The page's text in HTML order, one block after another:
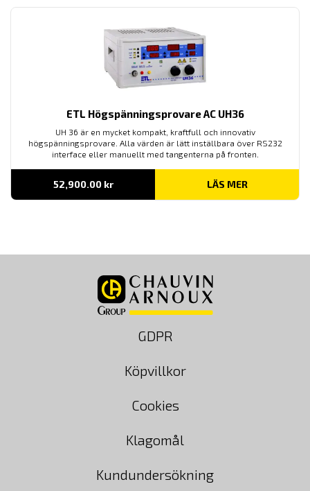
ETL Högspänningsprovare AC UH36
UH 36 är en mycket kompakt, kraftfull och innovativ
högspänningsprovare. Alla värden är lätt inställbara över RS232
interface eller manuellt med tangenterna på fronten.
52,900.00 kr LÄS MER
GDPR
Köpvillkor
Cookies
Klagomål
Kundundersökning